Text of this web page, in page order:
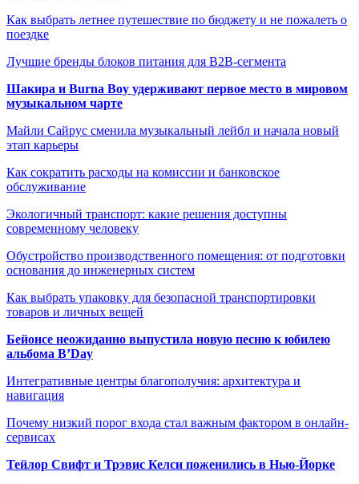
Как выбрать летнее путешествие по бюджету и не пожалеть о
поездке
Лучшие бренды блоков питания для B2B-сегмента
Шакира и Burna Boy удерживают первое место в мировом
музыкальном чарте
Майли Сайрус сменила музыкальный лейбл и начала новый
этап карьеры
Как сократить расходы на комиссии и банковское
обслуживание
Экологичный транспорт: какие решения доступны
современному человеку
Обустройство производственного помещения: от подготовки
основания до инженерных систем
Как выбрать упаковку для безопасной транспортировки
товаров и личных вещей
Бейонсе неожиданно выпустила новую песню к юбилею
альбома B’Day
Интегративные центры благополучия: архитектура и
навигация
Почему низкий порог входа стал важным фактором в онлайн-
сервисах
Тейлор Свифт и Трэвис Келси поженились в Нью-Йорке